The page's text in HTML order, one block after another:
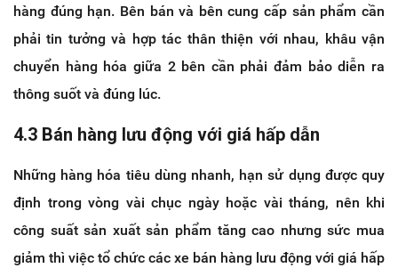
hàng đúng hạn. Bên bán và bên cung cấp sản phẩm cần
phải tin tưởng và hợp tác thân thiện với nhau, khâu vận
chuyển hàng hóa giữa 2 bên cần phải đảm bảo diễn ra
thông suốt và đúng lúc.
4.3 Bán hàng lưu động với giá hấp dẫn
Những hàng hóa tiêu dùng nhanh, hạn sử dụng được quy
định trong vòng vài chục ngày hoặc vài tháng, nên khi
công suất sản xuất sản phẩm tăng cao nhưng sức mua
giảm thì việc tổ chức các xe bán hàng lưu động với giá hấp